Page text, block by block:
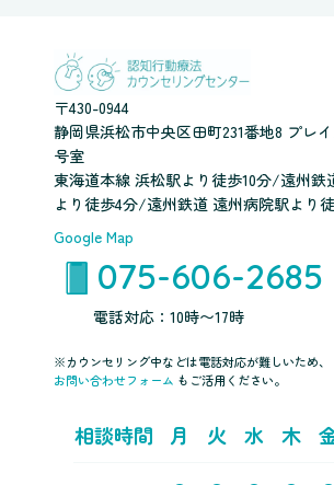
〒430-0944
静岡県浜松市中央区田町231番地8 プレ
号室
東海道本線 浜松駅より徒歩10分/遠州鉄
より徒歩4分/遠州鉄道 遠州病院駅より
Google Map
075-606-2685
電話対応：10時〜17時
※カウンセリング中などは電話対応が難しいため、
お問い合わせフォーム もご活用ください。
相談時間 月 火 水 木